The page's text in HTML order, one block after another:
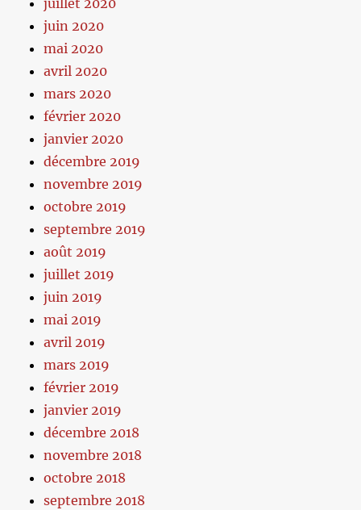
juillet 2020
juin 2020
mai 2020
avril 2020
mars 2020
février 2020
janvier 2020
décembre 2019
novembre 2019
octobre 2019
septembre 2019
août 2019
juillet 2019
juin 2019
mai 2019
avril 2019
mars 2019
février 2019
janvier 2019
décembre 2018
novembre 2018
octobre 2018
septembre 2018